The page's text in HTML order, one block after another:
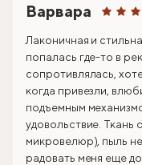
Варвара
Лаконичная и
попалась где-то в
сопротивлялась,
когда привезли,
подъемным
удовольствие. Ткань
микровелюр), пыль
радовать меня еще